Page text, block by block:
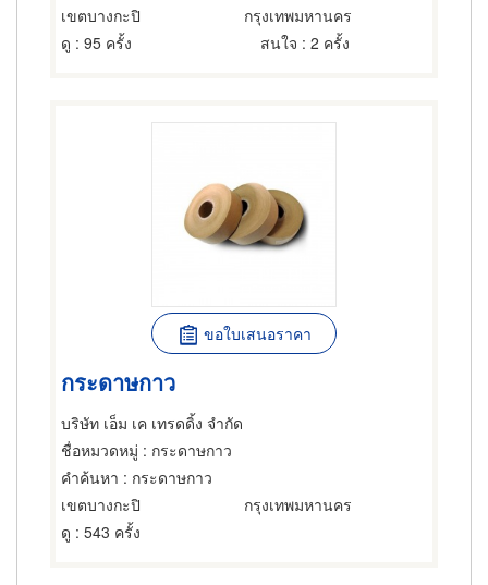
เขตบางกะปิ
กรุงเทพมหานคร
ดู : 95 ครั้ง สนใจ : 2 ครั้ง
ขอใบเสนอราคา
กระดาษกาว
บริษัท เอ็ม เค เทรดดิ้ง จำกัด
ชื่อหมวดหมู่ : กระดาษกาว
คำค้นหา : กระดาษกาว
เขตบางกะปิ
กรุงเทพมหานคร
ดู : 543 ครั้ง